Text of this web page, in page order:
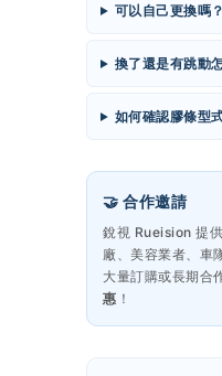
可以自己更換嗎？
換了還是有跳動
如何確認膠條型
🤝 合作邀請
銳視 Rueision 提供
廠、美容業者、車
大量訂購或長期合
惠 ！